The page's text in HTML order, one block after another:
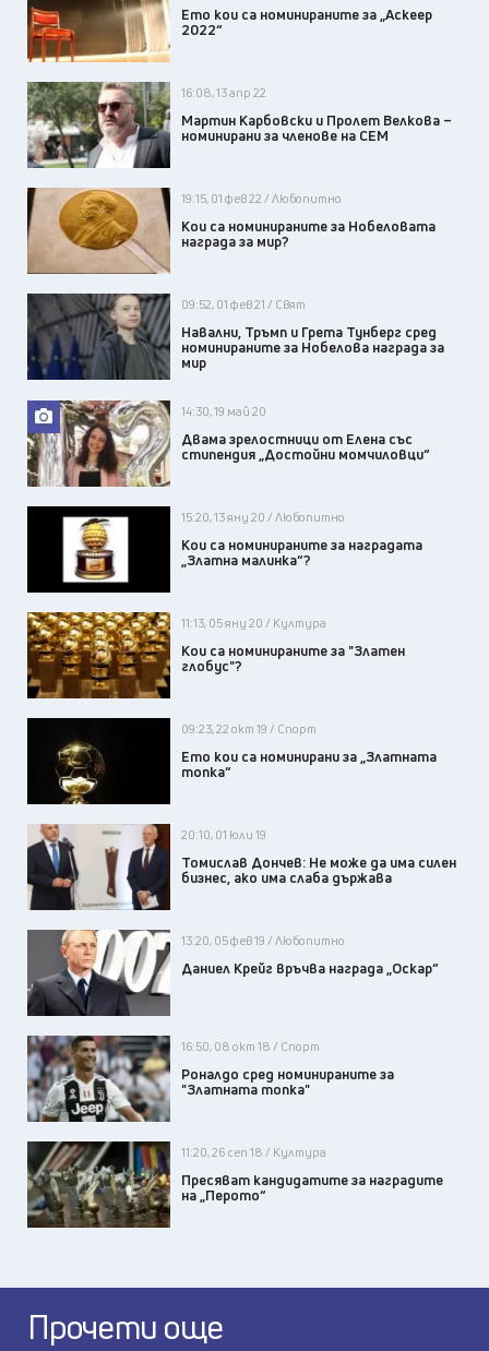
Ето кои са номинираните за „Аскеер
2022“
16:08, 13 апр 22
Мартин Карбовски и Пролет Велкова –
номинирани за членове на СЕМ
19:15, 01 фев 22 / Любопитно
Кои са номинираните за Нобеловата
награда за мир?
09:52, 01 фев 21 / Свят
Навални, Тръмп и Грета Тунберг сред
номинираните за Нобелова награда за
мир
14:30, 19 май 20
Двама зрелостници от Елена със
стипендия „Достойни момчиловци“
15:20, 13 яну 20 / Любопитно
Кои са номинираните за наградата
„Златна малинка“?
11:13, 05 яну 20 / Култура
Кои са номинираните за "Златен
глобус"?
09:23, 22 окт 19 / Спорт
Ето кои са номинирани за „Златната
топка“
20:10, 01 юли 19
Томислав Дончев: Не може да има силен
бизнес, ако има слаба държава
13:20, 05 фев 19 / Любопитно
Даниел Крейг връчва награда „Оскар“
16:50, 08 окт 18 / Спорт
Роналдо сред номинираните за
"Златната топка"
11:20, 26 сеп 18 / Култура
Пресяват кандидатите за наградите
на „Перото“
Прочети още